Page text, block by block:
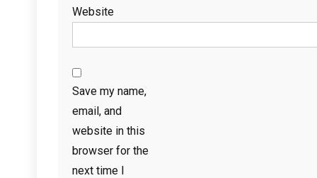
Website
Save my name,
email, and
website in this
browser for the
next time I